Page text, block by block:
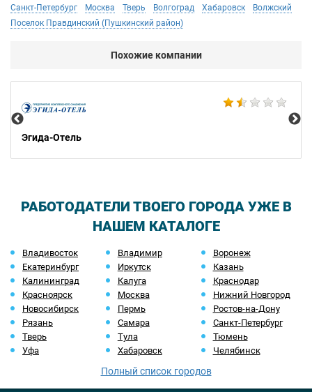
Санкт-Петербург Москва Тверь Волгоград Хабаровск
Волжский
Поселок Правдинский (Пушкинский район)
Похожие компании
Эгида-Отель
РАБОТОДАТЕЛИ ТВОЕГО ГОРОДА УЖЕ В
НАШЕМ КАТАЛОГЕ
Владивосток Владимир
Воронеж
Екатеринбург
Иркутск
Казань
Калининград
Калуга
Краснодар
Красноярск
Москва
Нижний Новгород
Новосибирск
Пермь
Ростов-на-Дону
Рязань
Самара
Санкт-Петербург
Тверь
Тула
Тюмень
Уфа
Хабаровск Челябинск
Полный список городов